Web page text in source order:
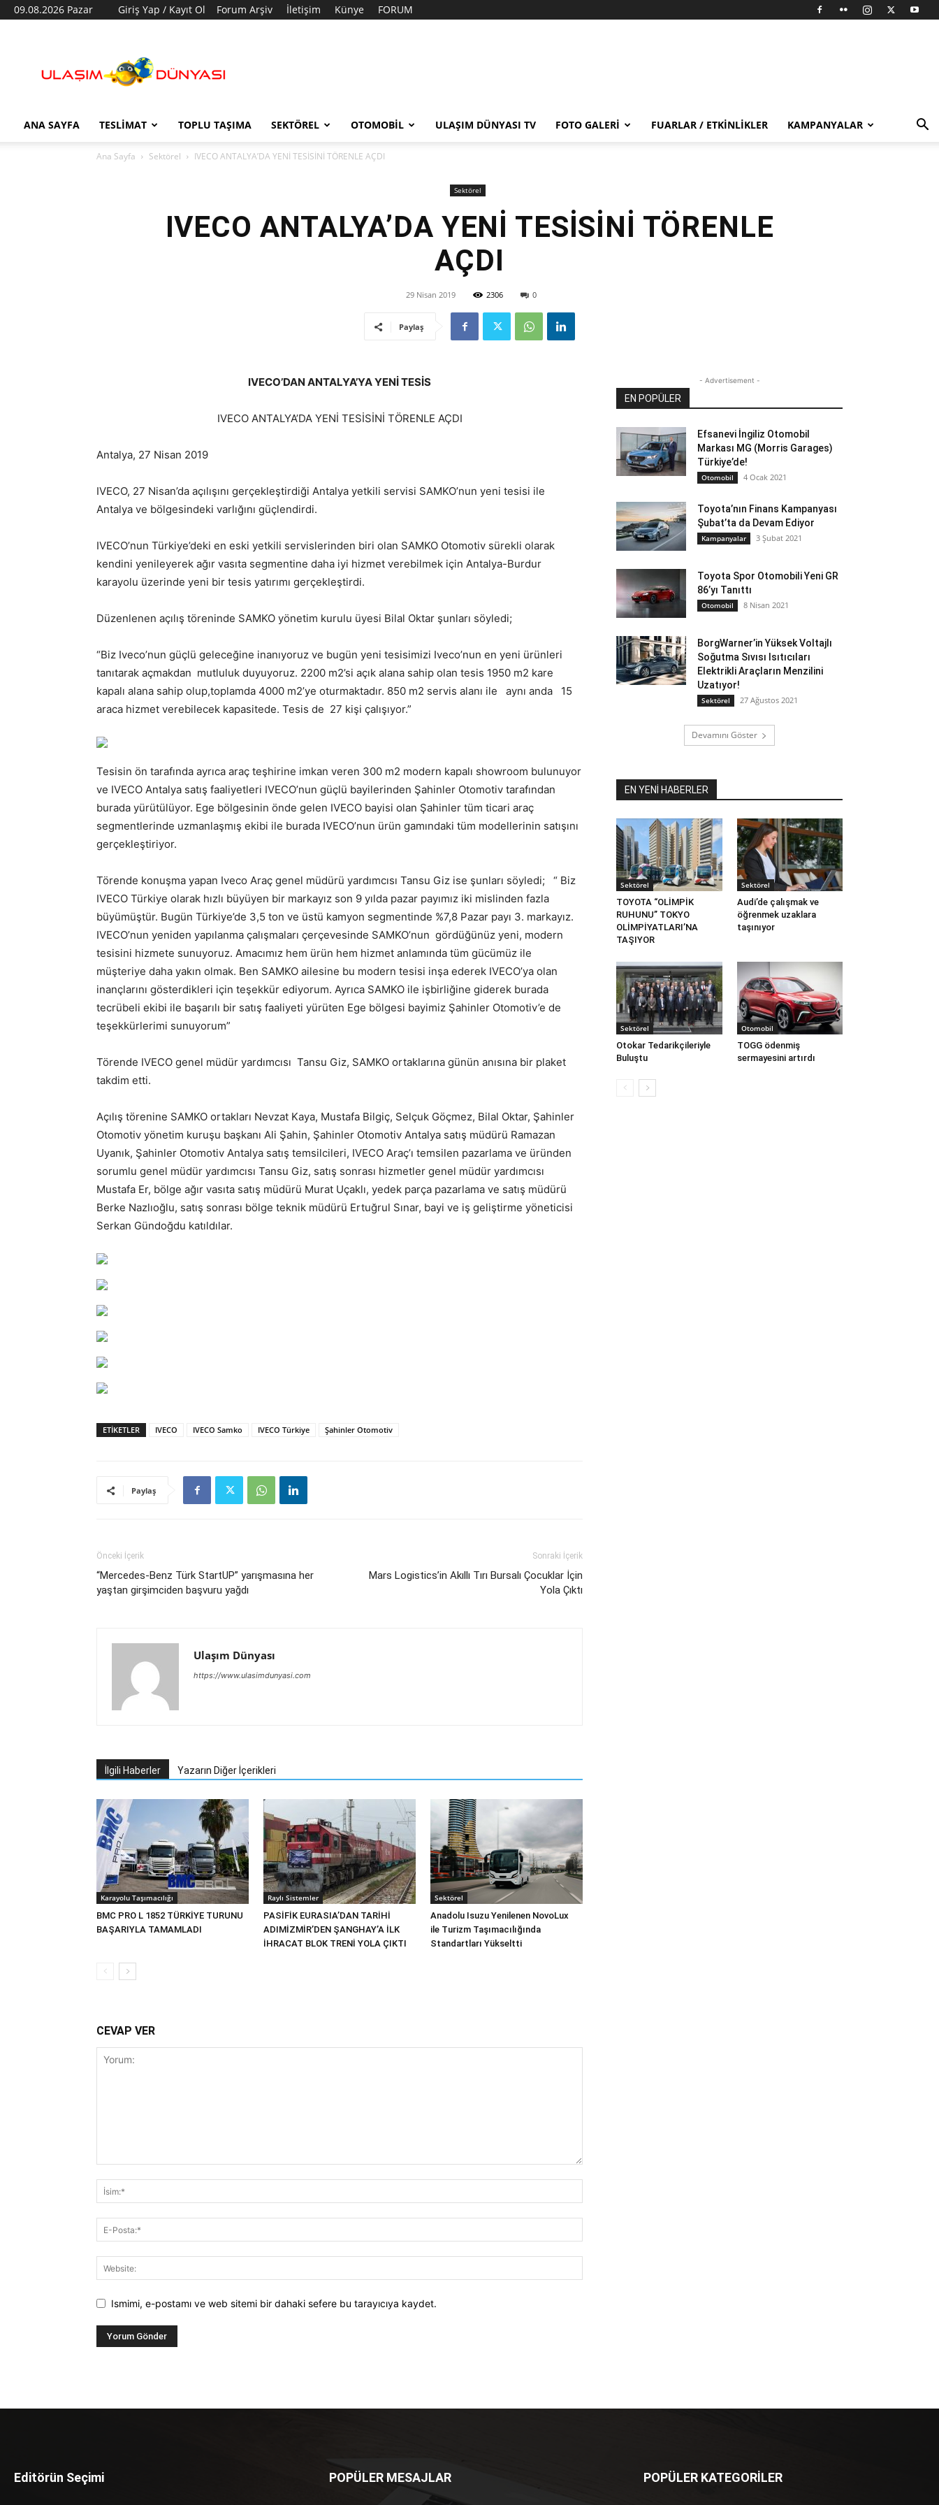
09.08.2026 Pazar Giriş Yap / Kayıt Ol Forum Arşiv İletişim Künye FORUM
Dünyası
ANA SAYFA TESLIMAT TOPLU TAŞIMA SEKTÖREL OTOMOBIL ULAŞIM DÜNYASI TV FOTO GALERI FUARLAR / ETKINLIKLER KAMPANYALAR
Ana Sayfa Sektörel IVECO ANTALYA’DA YENİ TESİSİNİ TÖRENLE AÇDI
Sektörel
IVECO ANTALYA’DA YENİ TESİSİNİ TÖRENLE
AÇDI
29 Nisan 2019 2306 0
Paylaş
IVECO’DAN ANTALYA’YA YENİ TESİS
IVECO ANTALYA’DA YENİ TESİSİNİ TÖRENLE AÇDI
Antalya, 27 Nisan 2019
IVECO, 27 Nisan’da açılışını gerçekleştirdiği Antalya yetkili servisi SAMKO’nun yeni tesisi ile
Antalya ve bölgesindeki varlığını güçlendirdi.
IVECO’nun Türkiye’deki en eski yetkili servislerinden biri olan SAMKO Otomotiv sürekli olarak
kendini yenileyerek ağır vasıta segmentine daha iyi hizmet verebilmek için Antalya-Burdur
karayolu üzerinde yeni bir tesis yatırımı gerçekleştirdi.
Düzenlenen açılış töreninde SAMKO yönetim kurulu üyesi Bilal Oktar şunları söyledi;
“Biz Iveco’nun güçlü geleceğine inanıyoruz ve bugün yeni tesisimizi Iveco’nun en yeni ürünleri
tanıtarak açmakdan mutluluk duyuyoruz. 2200 m2’si açık alana sahip olan tesis 1950 m2 kare
kapalı alana sahip olup,toplamda 4000 m2’ye oturmaktadır. 850 m2 servis alanı ile aynı anda 15
araca hizmet verebilecek kapasitede. Tesis de 27 kişi çalışıyor.”
Tesisin ön tarafında ayrıca araç teşhirine imkan veren 300 m2 modern kapalı showroom bulunuyor
ve IVECO Antalya satış faaliyetleri IVECO’nun güçlü bayilerinden Şahinler Otomotiv tarafından
burada yürütülüyor. Ege bölgesinin önde gelen IVECO bayisi olan Şahinler tüm ticari araç
segmentlerinde uzmanlaşmış ekibi ile burada IVECO’nun ürün gamındaki tüm modellerinin satışını
gerçekleştiriyor.
Törende konuşma yapan Iveco Araç genel müdürü yardımcısı Tansu Giz ise şunları söyledi; “ Biz
IVECO Türkiye olarak hızlı büyüyen bir markayız son 9 yılda pazar payımız iki mislinden fazla
büyümüştür. Bugün Türkiye’de 3,5 ton ve üstü kamyon segmentinde %7,8 Pazar payı 3. markayız.
IVECO’nun yeniden yapılanma çalışmaları çerçevesinde SAMKO’nun gördüğünüz yeni, modern
tesisini hizmete sunuyoruz. Amacımız hem ürün hem hizmet anlamında tüm gücümüz ile
müşteriye daha yakın olmak. Ben SAMKO ailesine bu modern tesisi inşa ederek IVECO’ya olan
inançlarını gösterdikleri için teşekkür ediyorum. Ayrıca SAMKO ile işbirliğine giderek burada
tecrübeli ekibi ile başarılı bir satış faaliyeti yürüten Ege bölgesi bayimiz Şahinler Otomotiv’e de
teşekkürlerimi sunuyorum”
Törende IVECO genel müdür yardımcısı Tansu Giz, SAMKO ortaklarına günün anısına bir plaket
takdim etti.
Açılış törenine SAMKO ortakları Nevzat Kaya, Mustafa Bilgiç, Selçuk Göçmez, Bilal Oktar, Şahinler
Otomotiv yönetim kuruşu başkanı Ali Şahin, Şahinler Otomotiv Antalya satış müdürü Ramazan
Uyanık, Şahinler Otomotiv Antalya satış temsilcileri, IVECO Araç’ı temsilen pazarlama ve üründen
sorumlu genel müdür yardımcısı Tansu Giz, satış sonrası hizmetler genel müdür yardımcısı
Mustafa Er, bölge ağır vasıta satış müdürü Murat Uçaklı, yedek parça pazarlama ve satış müdürü
Berke Nazlıoğlu, satış sonrası bölge teknik müdürü Ertuğrul Sınar, bayi ve iş geliştirme yöneticisi
Serkan Gündoğdu katıldılar.
ETIKETLER IVECO IVECO Samko IVECO Türkiye Şahinler Otomotiv
Paylaş
Önceki İçerik
“Mercedes-Benz Türk StartUP” yarışmasına her
yaştan girşimciden başvuru yağdı
Sonraki İçerik
Mars Logistics’in Akıllı Tırı Bursalı Çocuklar İçin
Yola Çıktı
Ulaşım Dünyası
https://www.ulasimdunyasi.com
İlgili Haberler Yazarın Diğer İçerikleri
Karayolu Taşımacılığı
BMC PRO L 1852 TÜRKİYE TURUNU
BAŞARIYLA TAMAMLADI
Raylı Sistemler
PASİFİK EURASIA’DAN TARİHİ
ADIMİZMİR’DEN ŞANGHAY’A İLK
İHRACAT BLOK TRENİ YOLA ÇIKTI
Sektörel
Anadolu Isuzu Yenilenen NovoLux
ile Turizm Taşımacılığında
Standartları Yükseltti
CEVAP VER
Ismimi, e-postamı ve web sitemi bir dahaki sefere bu tarayıcıya kaydet.
- Advertisement -
EN POPÜLER
Efsanevi İngiliz Otomobil
Markası MG (Morris Garages)
Türkiye’de!
Otomobil 4 Ocak 2021
Toyota’nın Finans Kampanyası
Şubat’ta da Devam Ediyor
Kampanyalar 3 Şubat 2021
Toyota Spor Otomobili Yeni GR
86’yı Tanıttı
Otomobil 8 Nisan 2021
BorgWarner’in Yüksek Voltajlı
Soğutma Sıvısı Isıtıcıları
Elektrikli Araçların Menzilini
Uzatıyor!
Sektörel 27 Ağustos 2021
Devamını Göster
EN YENİ HABERLER
Sektörel
TOYOTA “OLİMPİK
RUHUNU” TOKYO
OLİMPİYATLARI’NA
TAŞIYOR
Sektörel
Audi’de çalışmak ve
öğrenmek uzaklara
taşınıyor
Sektörel
Otokar Tedarikçileriyle
Buluştu
Otomobil
TOGG ödenmiş
sermayesini artırdı
Editörün Seçimi POPÜLER MESAJLAR POPÜLER KATEGORİLER